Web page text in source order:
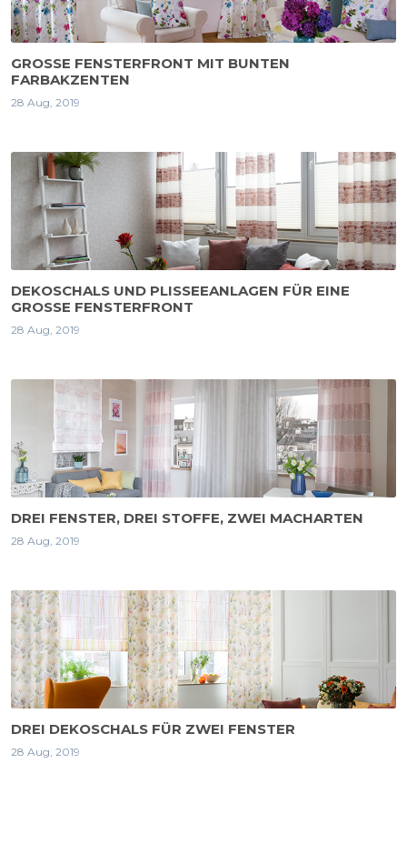
GROSSE FENSTERFRONT MIT BUNTEN F
ARBAKZENTEN
28 Aug, 2019
DEKOSCHALS UND PLISSEEANLAGEN FÜR EINE
GROSSE FENSTERFRONT
28 Aug, 2019
DREI FENSTER, DREI STOFFE, ZWEI MACHARTEN
28 Aug, 2019
DREI DEKOSCHALS FÜR ZWEI FENSTER
28 Aug, 2019